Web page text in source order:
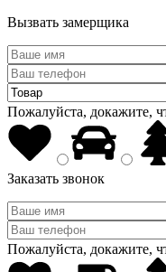
Вызвать замерщика
Пожалуйста, докажите,
Заказать звонок
Пожалуйста, докажите,